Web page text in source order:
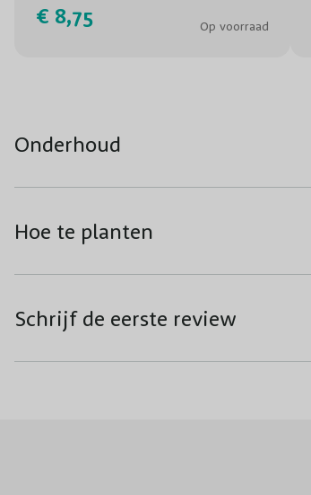
€ 8,75
Op voorraad
Onderhoud
Hoe te planten
Schrijf de eerste review